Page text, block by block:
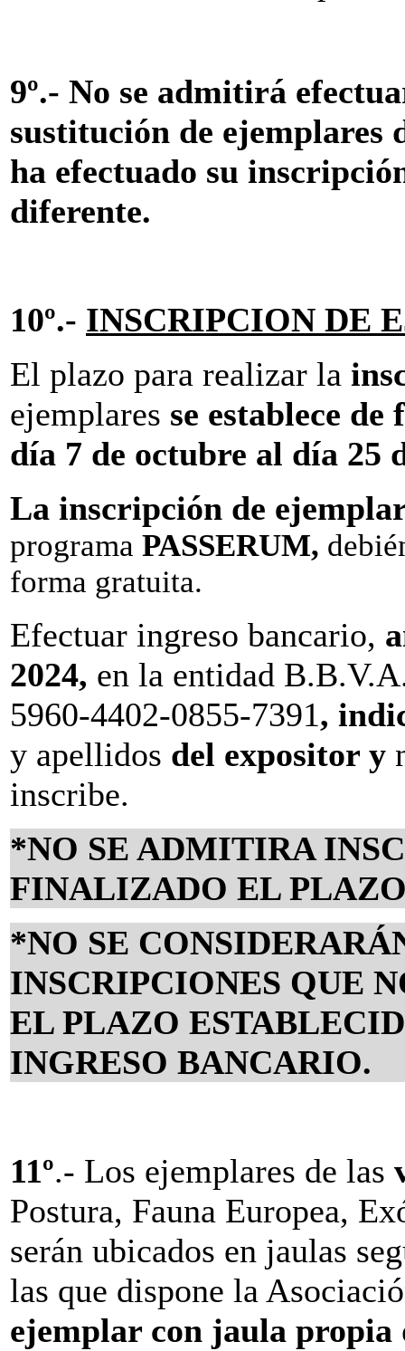
9º.- No se admitirá
sustitución de ejemplares
ha efectuado su
diferente.
10º.- INSCRIPCION DE
El plazo para realizar la
ejemplares se establece de
día 7 de octubre al día 25
La inscripción de
programa PASSERUM,
forma gratuita.
Efectuar ingreso bancario,
2024, en la entidad
5960-4402-0855-7391,
y apellidos del expositor y
inscribe.
*NO SE ADMITIRA
FINALIZADO EL
*NO SE
INSCRIPCIONES QUE
EL PLAZO
INGRESO BANCARIO.
11º.- Los ejemplares de las
Postura, Fauna Europea,
serán ubicados en jaulas
las que dispone la
ejemplar con jaula propia